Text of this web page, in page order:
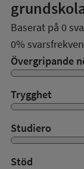
Baserat på 0
0%
Övergripande
Trygghet
Studiero
Stöd